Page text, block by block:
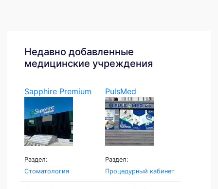
Недавно добавленные
медицинские учреждения
Sapphire Premium
Раздел:
Стоматология
PulsMed
Раздел:
Процедурный кабинет